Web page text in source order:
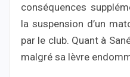
conséquences
la suspension d’un
par le club. Quant à
malgré sa lèvre